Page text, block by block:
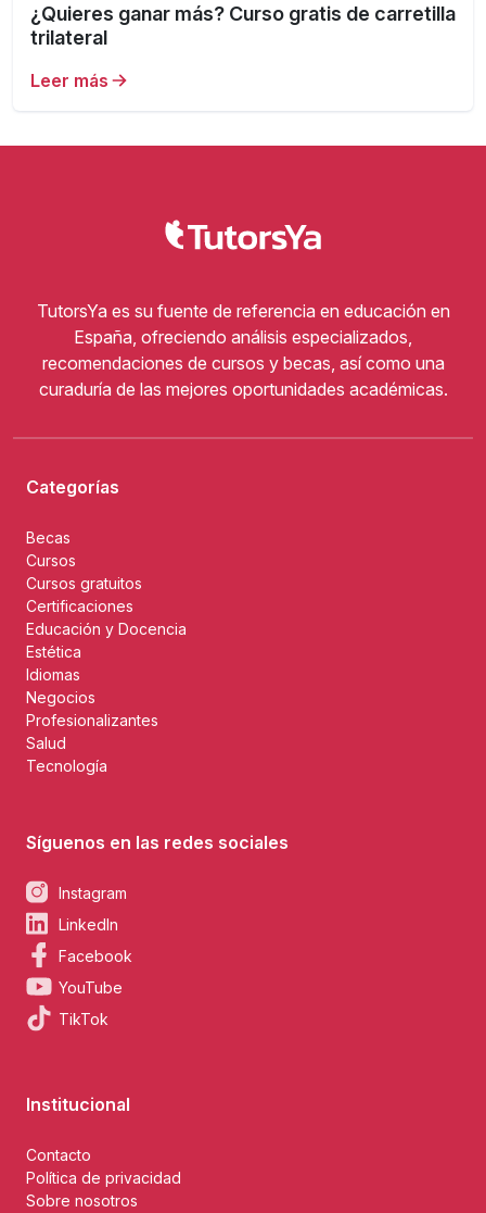
¿Quieres ganar más? Curso gratis de carretilla
trilateral
Leer más
TutorsYa es su fuente de referencia en educación en
España, ofreciendo análisis especializados,
recomendaciones de cursos y becas, así como una
curaduría de las mejores oportunidades académicas.
Categorías
Becas
Cursos
Cursos gratuitos
Certificaciones
Educación y Docencia
Estética
Idiomas
Negocios
Profesionalizantes
Salud
Tecnología
Síguenos en las redes sociales
Instagram
LinkedIn
Facebook
YouTube
TikTok
Institucional
Contacto
Política de privacidad
Sobre nosotros